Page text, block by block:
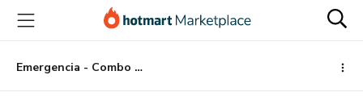
principal
página
de
página
Emergencia - Combo 02